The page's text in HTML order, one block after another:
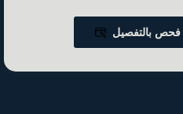
فحص بالتفصيل